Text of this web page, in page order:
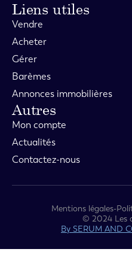
Liens utiles
Vendre
Acheter
Gérer
Barèmes
Annonces immobilières
Autres
Mon compte
Actualités
Contactez-nous
Mentions légales-
© 2024 Les
By SERUM AND